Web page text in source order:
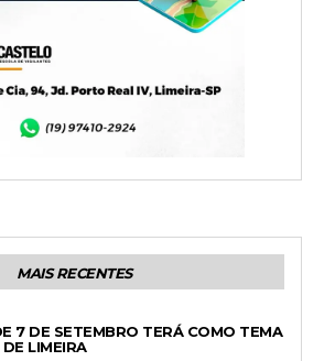
MAIS RECENTES
7 DE SETEMBRO TERÁ COMO TEMA
LIMEIRA